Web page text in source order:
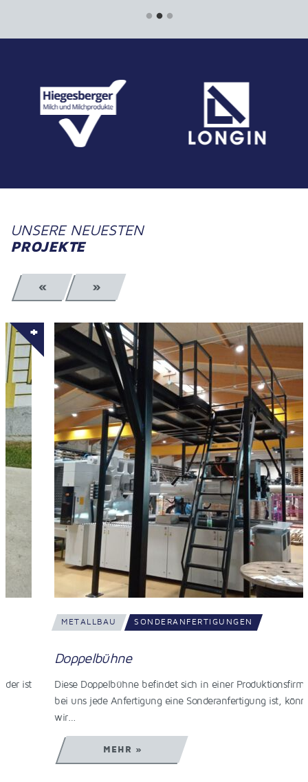
UNSERE NEUESTEN
PROJEKTE
«
METALLBAU SONDERANFERTIGUNGEN
Doppelbühne
Diese Doppelbühne befindet sich in einer Produktionsfirma. Da
bei uns jede Anfertigung eine Sonderanfertigung ist, können
MEHR »
»